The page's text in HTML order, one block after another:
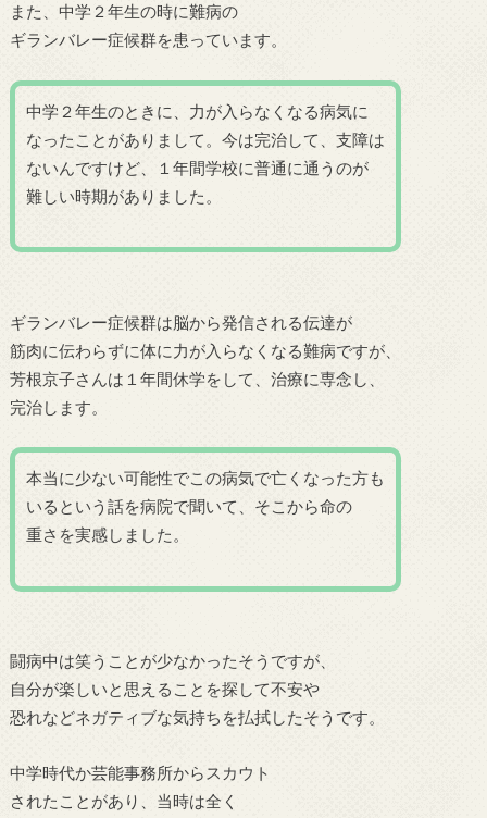
また、中学２年生の時に難病の
ギランバレー症候群を患っています。
中学２年生のときに、力が入らなくなる病気に
なったことがありまして。今は完治して、支障は
ないんですけど、１年間学校に普通に通うのが
難しい時期がありました。
ギランバレー症候群は脳から発信される伝達が
筋肉に伝わらずに体に力が入らなくなる難病ですが、
芳根京子さんは１年間休学をして、治療に専念し、
完治します。
本当に少ない可能性でこの病気で亡くなった方も
いるという話を病院で聞いて、そこから命の
重さを実感しました。
闘病中は笑うことが少なかったそうですが、
自分が楽しいと思えることを探して不安や
恐れなどネガティブな気持ちを払拭したそうです。
中学時代か芸能事務所からスカウト
されたことがあり、当時は全く